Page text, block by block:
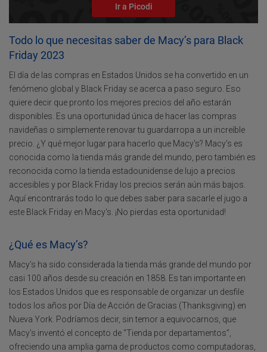
Ir a Picodi
Todo lo que necesitas saber de Macy’s para Black
Friday 2023
El día de las compras en Estados Unidos se ha convertido en un
fenómeno global y Black Friday se acerca a paso seguro. Eso
quiere decir que pronto los mejores precios del año estarán
disponibles. Es una oportunidad única de hacer las compras
navideñas o simplemente renovar tu guardarropa a un increíble
precio. ¿Y qué mejor lugar para hacerlo que Macy's? Macy's es
conocida como la tienda más grande del mundo, pero también es
reconocida como la tienda estadounidense de lujo a precios
accesibles y por Black Friday los precios serán aún más bajos.
Aquí encontrarás todo lo que debes saber para sacarle el jugo a
este Black Friday en Macy's. ¡No pierdas esta oportunidad!
¿Qué es Macy’s?
Macy’s ha sido considerada la tienda más grande del mundo por
casi 100 años desde su creación en 1858. Es tan importante en
los Estados Unidos que es responsable de organizar un desfile
todos los años por Día de Acción de Gracias (Thanksgiving) en
Nueva York. Podríamos decir, sin temor a equivocarnos, que
Macy’s inventó el concepto de “Tienda por departamentos”,
ofreciendo una amplia gama de productos como computadoras,